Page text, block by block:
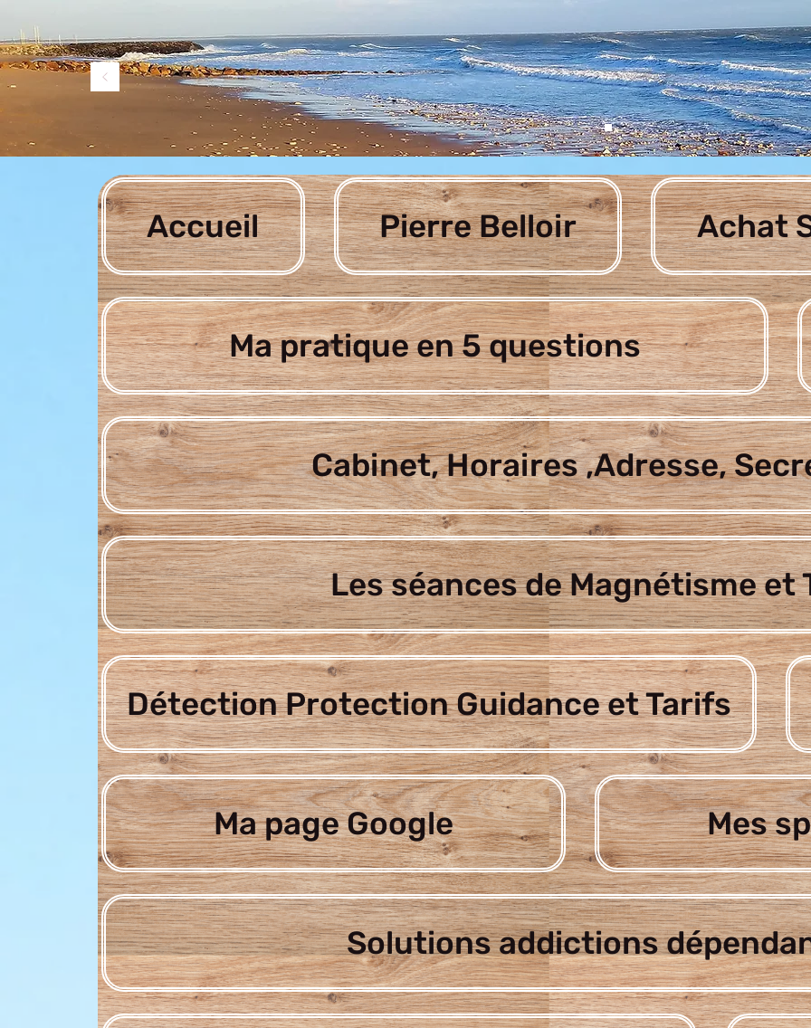
Accueil Pierre Belloir Achat
Ma pratique en 5 questions
Cabinet, Horaires ,Adresse,
Les séances de Magnétisme et
Détection Protection Guidance et Tarifs
Ma page Google Mes
Solutions addictions
Acerca de